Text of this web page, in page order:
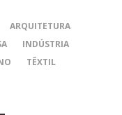
ARQUITETURA
INDÚSTRIA
TÊXTIL